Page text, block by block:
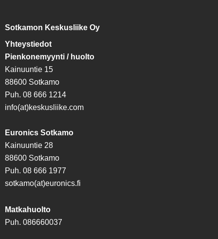
Sotkamon Keskusliike Oy
Yhteystiedot
Pienkonemyynti / huolto
Kainuuntie 15
88600 Sotkamo
Puh. 08 666 1214
info(at)keskusliike.com
Euronics Sotkamo
Kainuuntie 28
88600 Sotkamo
Puh. 08 666 1977
sotkamo(at)euronics.fi
Matkahuolto
Puh. 086660037